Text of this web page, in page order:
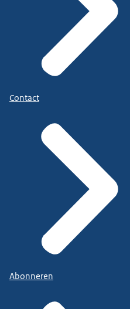
Contact
Abonneren